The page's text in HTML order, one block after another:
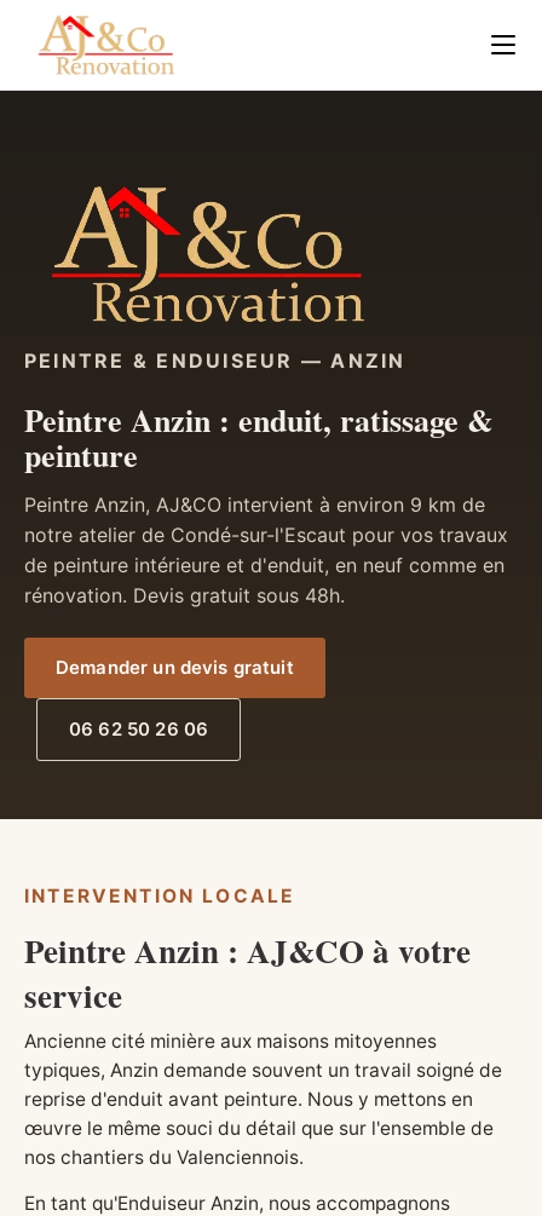
PEINTRE & ENDUISEUR — ANZIN
Peintre Anzin : enduit, ratissage &
peinture
Peintre Anzin, AJ&CO intervient à environ 9 km de
notre atelier de Condé-sur-l'Escaut pour vos travaux
de peinture intérieure et d'enduit, en neuf comme en
rénovation. Devis gratuit sous 48h.
Demander un devis gratuit
06 62 50 26 06
INTERVENTION LOCALE
Peintre Anzin : AJ&CO à votre
service
Ancienne cité minière aux maisons mitoyennes
typiques, Anzin demande souvent un travail soigné de
reprise d'enduit avant peinture. Nous y mettons en
œuvre le même souci du détail que sur l'ensemble de
nos chantiers du Valenciennois.
En tant qu'Enduiseur Anzin, nous accompagnons